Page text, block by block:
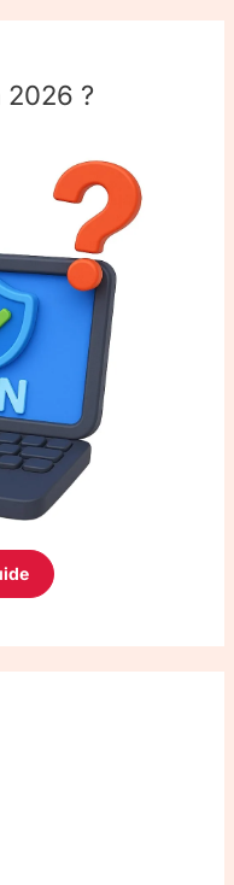
2026 ?